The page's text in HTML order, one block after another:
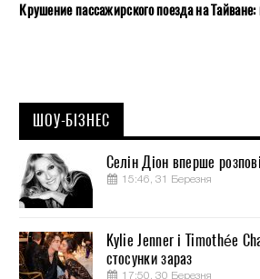
Крушение пассажирского поезда на
ШОУ-БІЗНЕС
Селін Діон вперше
15:46, 31 Березня
Kylie Jenner і Timothée
стосунки зараз
17:50, 30 Березня